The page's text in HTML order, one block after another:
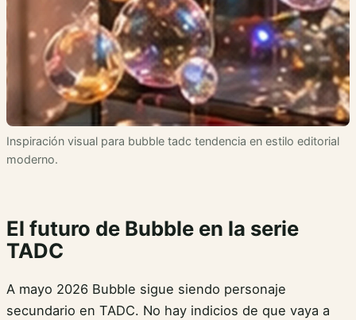
Inspiración visual para bubble tadc tendencia en estilo editorial
moderno.
El futuro de Bubble en la serie
TADC
A mayo 2026 Bubble sigue siendo personaje
secundario en TADC. No hay indicios de que vaya a